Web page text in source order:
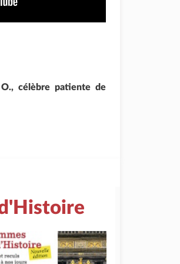
célèbre patiente de